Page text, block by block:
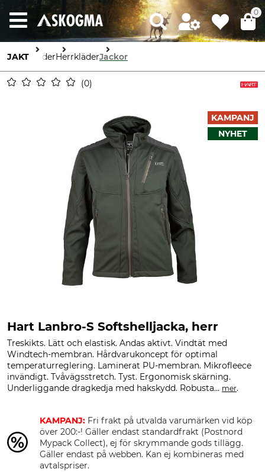
0
JAKT KläderHerrkläderJackor
0
KAMPANJ
NYHET
Hart Lanbro-S Softshelljacka, herr
Treskikts. Lätt och elastisk. Andas aktivt. Vindtät med
Windtech-membran. Hårdvarukoncept för optimal
temperaturreglering. Laminerat PU-membran. Mikrofleece
invändigt. Tvåvägsstretch. Tyst. Ergonomisk skärning.
Underliggande dragkedja med hakskydd. Robusta... mer.
KAMPANJ: Fri frakt på utvalda varumärken vid köp
över 200:-! Gäller endast standardfrakt (Postnord
Mypack Collect), ej för skrymmande gods tillägg.
Gäller endast på webben. Kan ej kombineras med
avtalspriser.